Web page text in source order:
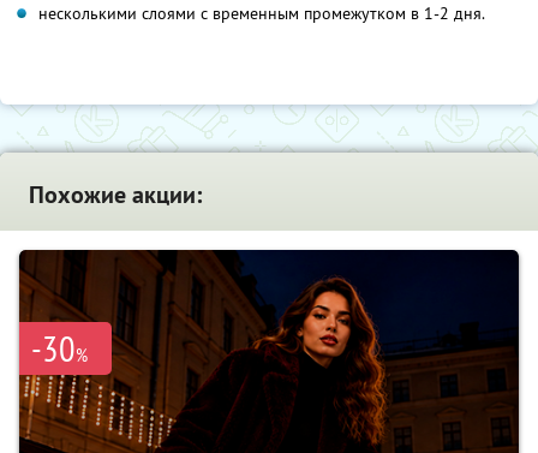
несколькими слоями с временным промежутком в 1-2 дня.
Похожие акции:
-30%